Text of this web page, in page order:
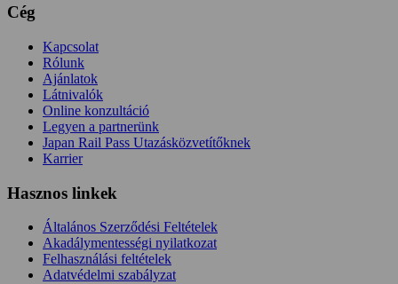
Cég
Kapcsolat
Rólunk
Ajánlatok
Látnivalók
Online konzultáció
Legyen a partnerünk
Japan Rail Pass Utazásközvetítőknek
Karrier
Hasznos linkek
Általános Szerződési Feltételek
Akadálymentességi nyilatkozat
Felhasználási feltételek
Adatvédelmi szabályzat